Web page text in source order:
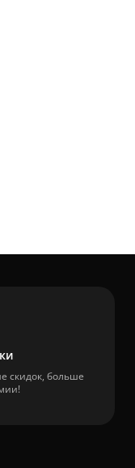
скидок, больше